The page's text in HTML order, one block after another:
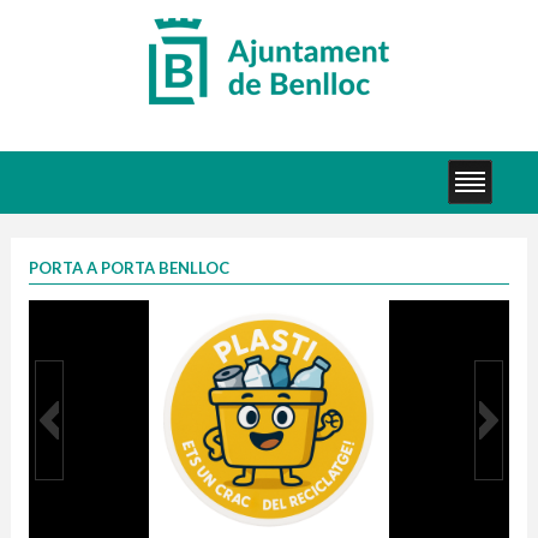
PORTA A PORTA BENLLOC